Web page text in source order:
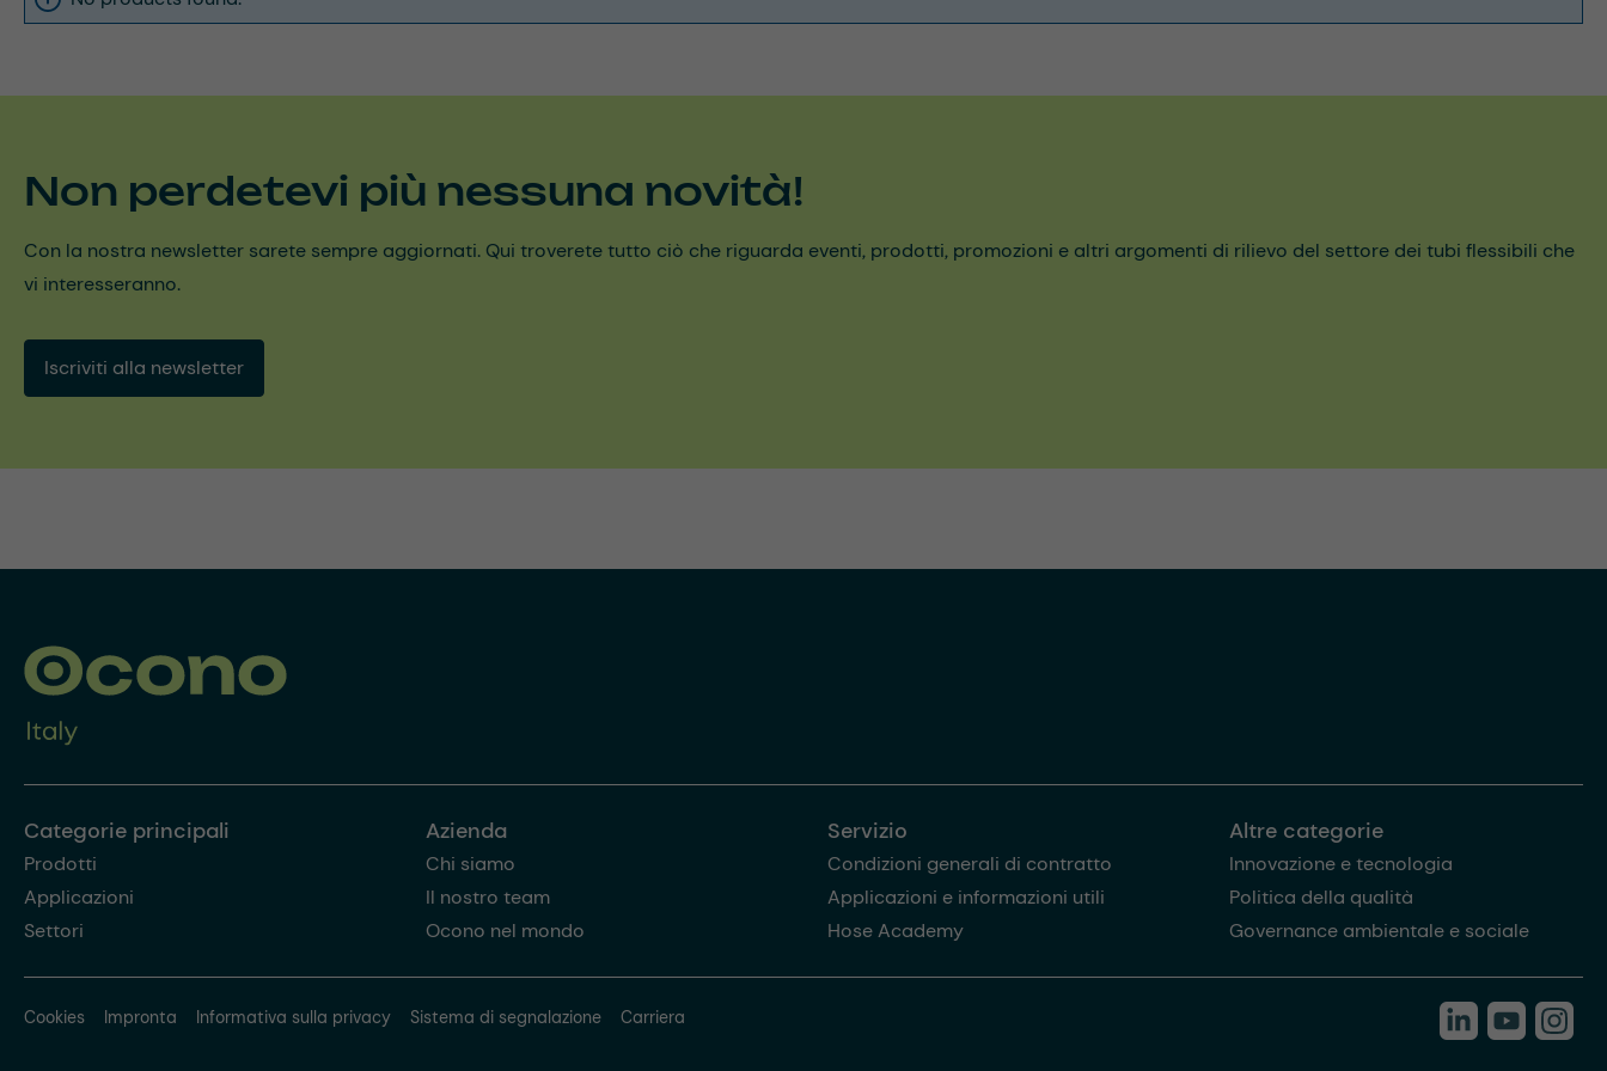
Non perdetevi più nessuna novità!
Con la nostra newsletter sarete sempre aggiornati. Qui troverete tutto ciò che riguarda eventi, prodotti, promozioni e altri argomenti di rilievo del settore dei tubi flessibili che
vi interesseranno.
Iscriviti alla newsletter
Categorie principali
Prodotti
Applicazioni
Settori
Azienda
Chi siamo
Il nostro team
Ocono nel mondo
Servizio
Condizioni generali di contratto
Applicazioni e informazioni utili
Hose Academy
Altre categorie
Innovazione e tecnologia
Politica della qualità
Governance ambientale e sociale
Cookies Impronta Informativa sulla privacy Sistema di segnalazione Carriera